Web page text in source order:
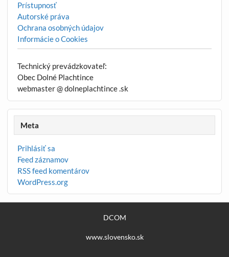
Prístupnosť
Autorské práva
Ochrana osobných údajov
Informácie o Cookies
Technický prevádzkovateľ:
Obec Dolné Plachtince
webmaster @ dolneplachtince .sk
Meta
Prihlásiť sa
Feed záznamov
RSS feed komentárov
WordPress.org
DCOM
www.slovensko.sk